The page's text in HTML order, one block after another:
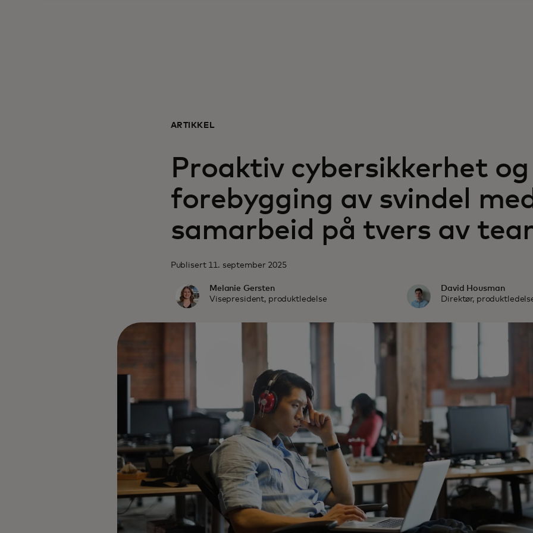
ARTIKKEL
Proaktiv cybersikkerhet og
forebygging av svindel
samarbeid på tvers av
Publisert 11. september 2025
Melanie Gersten
Visepresident, produktledelse
David Housman
Direktør,